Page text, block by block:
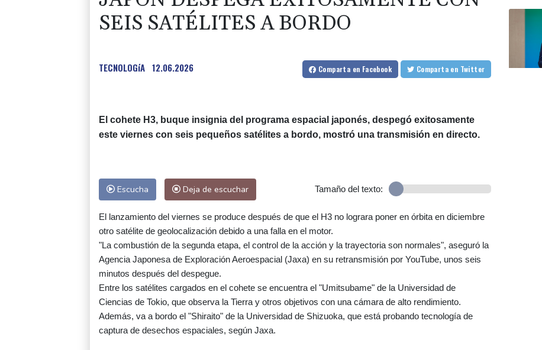
SEIS SATÉLITES A BORDO
TECNOLOGíA 12.06.2026 Comparta en Facebook Comparta en Twitter
El cohete H3, buque insignia del programa espacial japonés, despegó exitosamente
este viernes con seis pequeños satélites a bordo, mostró una transmisión en directo.
Escucha Deja de escuchar Tamaño del texto:
El lanzamiento del viernes se produce después de que el H3 no lograra poner en órbita en diciembre
otro satélite de geolocalización debido a una falla en el motor.
"La combustión de la segunda etapa, el control de la acción y la trayectoria son normales", aseguró la
Agencia Japonesa de Exploración Aeroespacial (Jaxa) en su retransmisión por YouTube, unos seis
minutos después del despegue.
Entre los satélites cargados en el cohete se encuentra el "Umitsubame" de la Universidad de
Ciencias de Tokio, que observa la Tierra y otros objetivos con una cámara de alto rendimiento.
Además, va a bordo el "Shiraito" de la Universidad de Shizuoka, que está probando tecnología de
captura de desechos espaciales, según Jaxa.